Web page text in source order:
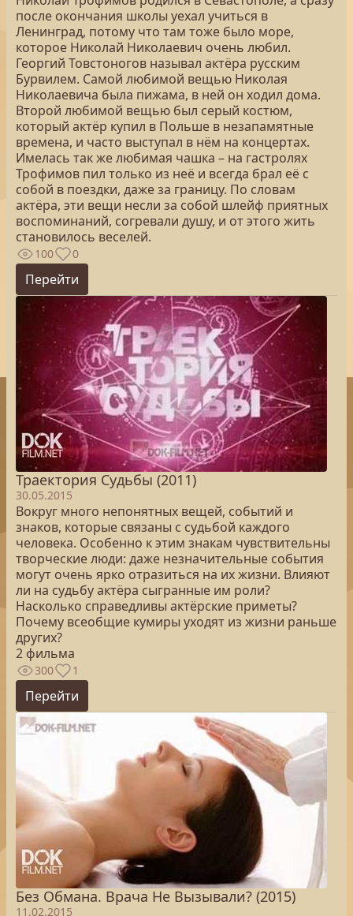
после окончания школы уехал учиться в
Ленинград, потому что там тоже было море,
которое Николай Николаевич очень любил.
Георгий Товстоногов называл актёра русским
Бурвилем. Самой любимой вещью Николая
Николаевича была пижама, в ней он ходил дома.
Второй любимой вещью был серый костюм,
который актёр купил в Польше в незапамятные
времена, и часто выступал в нём на концертах.
Имелась так же любимая чашка – на гастролях
Трофимов пил только из неё и всегда брал её с
собой в поездки, даже за границу. По словам
актёра, эти вещи несли за собой шлейф приятных
воспоминаний, согревали душу, и от этого жить
становилось веселей.
100 0
Перейти
Траектория Судьбы (2011)
30.05.2015
Вокруг много непонятных вещей, событий и
знаков, которые связаны с судьбой каждого
человека. Особенно к этим знакам чувствительны
творческие люди: даже незначительные события
могут очень ярко отразиться на их жизни. Влияют
ли на судьбу актёра сыгранные им роли?
Насколько справедливы актёрские приметы?
Почему всеобщие кумиры уходят из жизни раньше
других?
2 фильма
300 1
Перейти
Без Обмана. Врача Не Вызывали? (2015)
11.02.2015